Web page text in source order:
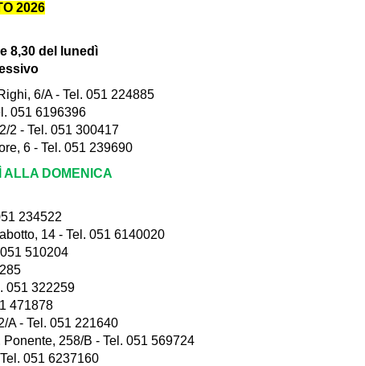
2026
8,30 del lunedì
6/A - Tel. 051 224885
051 6196396
2 - Tel. 051 300417
6 - Tel. 051 239690
ALLA DOMENICA
234522
14 - Tel. 051 6140020
510204
051 322259
471878
A - Tel. 051 221640
258/B - Tel. 051 569724
051 6237160